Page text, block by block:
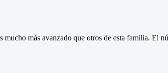
más avanzado que otros de esta familia. El